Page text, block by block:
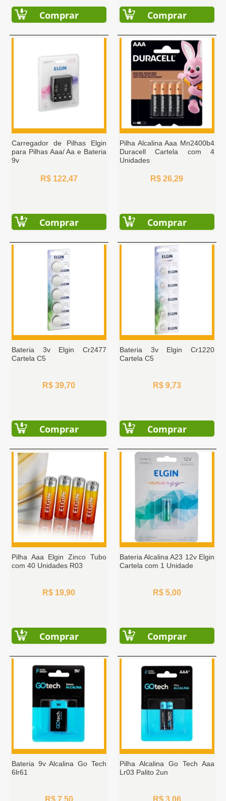
Comprar Comprar
Carregador de Pilhas Elgin
para Pilhas Aaa/ Aa e Bateria
9v
R$ 122,47
Comprar
Pilha Alcalina Aaa Mn2400b4
Duracell Cartela com 4
Unidades
R$ 26,29
Comprar
Bateria 3v Elgin Cr2477
Cartela C5
R$ 39,70
Comprar
Bateria 3v Elgin Cr1220
Cartela C5
R$ 9,73
Comprar
Pilha Aaa Elgin Zinco Tubo
com 40 Unidades R03
R$ 19,90
Comprar
Bateria Alcalina A23 12v Elgin
Cartela com 1 Unidade
R$ 5,00
Comprar
Bateria 9v Alcalina Go Tech
6lr61
Pilha Alcalina Go Tech Aaa
Lr03 Palito 2un